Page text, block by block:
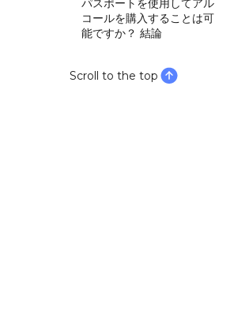
パスポートを使用してアル
コールを購入することは可
能ですか？ 結論
Scroll to the top